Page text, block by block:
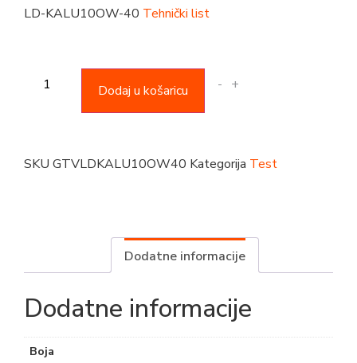
LD-KALU10OW-40 Tehnički list
- +
Dodaj u košaricu
SKU GTVLDKALU10OW40 Kategorija Test
Dodatne informacije
Dodatne informacije
Boja